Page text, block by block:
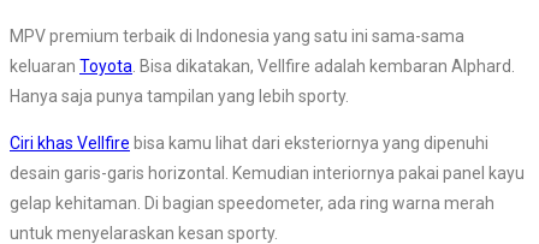
MPV premium terbaik di Indonesia yang satu ini sama-sama
keluaran Toyota . Bisa dikatakan, Vellfire adalah kembaran Alphard.
Hanya saja punya tampilan yang lebih sporty.
Ciri khas Vellfire bisa kamu lihat dari eksteriornya yang dipenuhi
desain garis-garis horizontal. Kemudian interiornya pakai panel kayu
gelap kehitaman. Di bagian speedometer, ada ring warna merah
untuk menyelaraskan kesan sporty.